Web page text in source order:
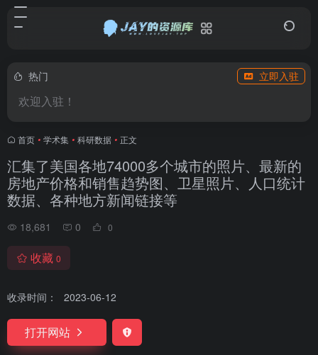
热门 立即入驻
欢迎入驻！
首页 • 学术集 • 科研数据 • 正文
汇集了美国各地74000多个城市的照片、最新的
房地产价格和销售趋势图、卫星照片、人口统计
数据、各种地方新闻链接等
18,681 0 0
收藏 0
收录时间： 2023-06-12
打开网站